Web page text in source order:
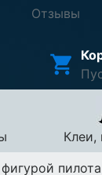
Отзывы
Клеи,
пилота